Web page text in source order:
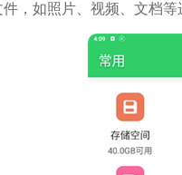
，如照片、视频、文档等